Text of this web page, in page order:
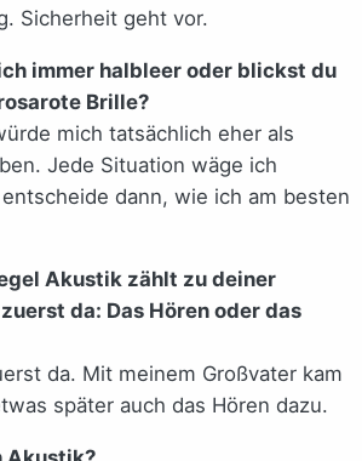
Sicherheit geht vor.
immer halbleer oder blickst du
Brille?
mich tatsächlich eher als
Jede Situation wäge ich
dann, wie ich am besten
Akustik zählt zu deiner
da: Das Hören oder das
da. Mit meinem Großvater kam
später auch das Hören dazu.